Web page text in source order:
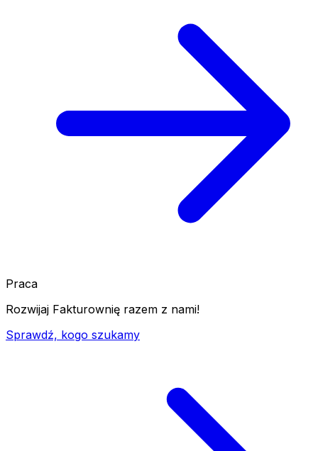
Praca
Rozwijaj Fakturownię razem z nami!
Sprawdź, kogo szukamy